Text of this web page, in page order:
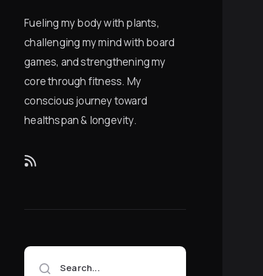
Fueling my body with plants,
challenging my mind with board
games, and strengthening my
core through fitness. My
conscious journey toward
healthspan & longevity.
Search...